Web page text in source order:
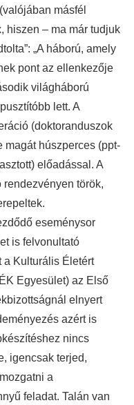
másfél
hiszen – ma már tudjuk
„A háború, amely
pont az ellenkezője
világháború
lett. A
(doktoranduszok
magát húszperces (ppt-
előadással. A
török,
eseménysor
is felvonultató
a Kulturális Életért
Egyesület) az Első
elnyert
azért is
nincs
igencsak terjed,
a
feladat. Talán van